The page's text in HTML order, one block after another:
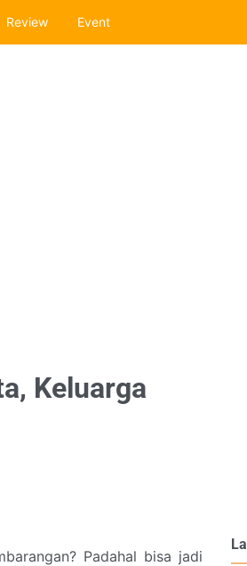
Review Event
Keluarga
Padahal bisa jadi